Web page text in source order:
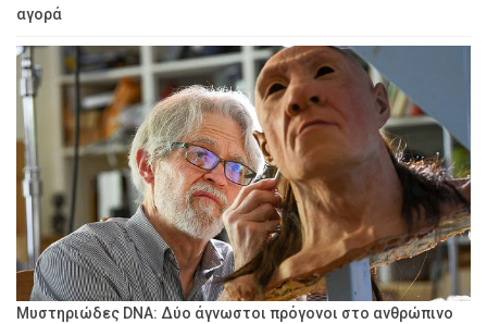
αγορά
Μυστηριώδες DNA: Δύο άγνωστοι πρόγονοι στο ανθρώπινο